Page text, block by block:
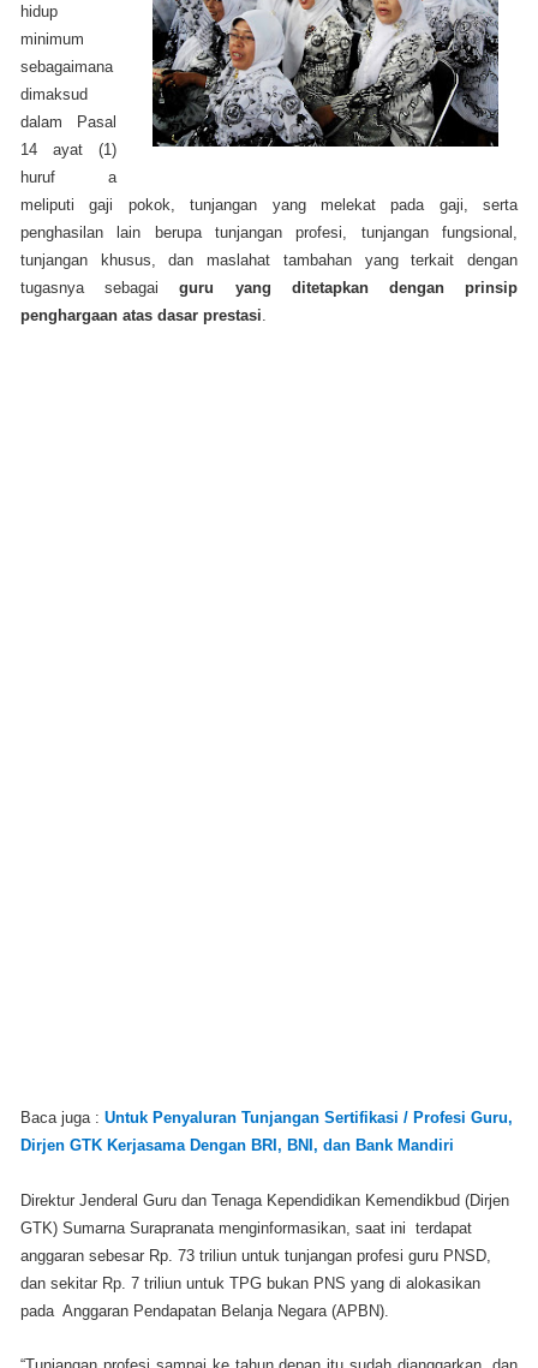
hidup
minimum
sebagaimana
dimaksud
dalam Pasal
14 ayat (1)
huruf a
meliputi gaji pokok, tunjangan yang melekat pada gaji, serta
penghasilan lain berupa tunjangan profesi, tunjangan fungsional,
tunjangan khusus, dan maslahat tambahan yang terkait dengan
tugasnya sebagaiguru yang ditetapkan dengan prinsip
penghargaan atas dasar prestasi
Baca juga : Untuk Penyaluran Tunjangan Sertifikasi / Profesi Guru,
Dirjen GTK Kerjasama Dengan BRI, BNI, dan Bank Mandiri
Direktur Jenderal Guru dan Tenaga Kependidikan Kemendikbud (Dirjen
GTK) Sumarna Surapranata menginformasikan, saat ini terdapat
anggaran sebesar Rp. 73 triliun untuk tunjangan profesi guru PNSD,
dan sekitar Rp. 7 triliun untuk TPG bukan PNS yang di alokasikan
pada Anggaran Pendapatan Belanja Negara (APBN).